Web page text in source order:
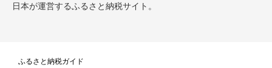
日本が運営するふるさと納税サイト。
ふるさと納税ガイド